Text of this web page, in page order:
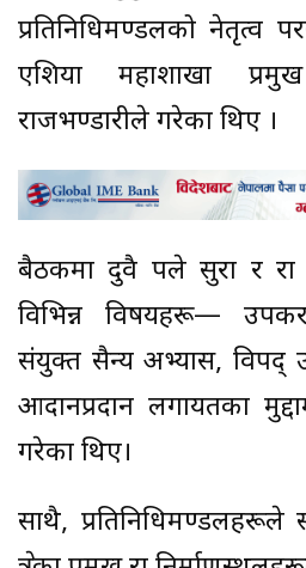
प्रतिनिधिमण्डलको नेतृत्व
एशिया महाशाखा
राजभण्डारीले गरेका थिए ।
बैठकमा दुवै पक्षले सुरक्षा र
विभिन्न विषयहरू—
संयुक्त सैन्य अभ्यास, विपद्
आदानप्रदान लगायतका
गरेका थिए।
साथै, प्रतिनिधिमण्डलहरूले